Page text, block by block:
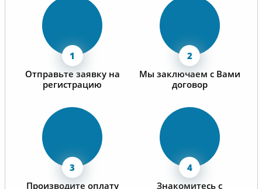
работу.
Надеемся на дальнейшее
сотрудничество.
Отправьте заявку на
регистрацию
Мы заключаем с Вами
договор
Производите оплату
Знакомитесь с